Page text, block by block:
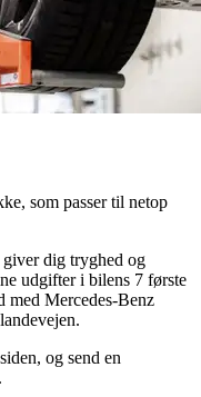
som passer til netop
dig tryghed og
udgifter i bilens 7 første
med Mercedes-Benz
og send en